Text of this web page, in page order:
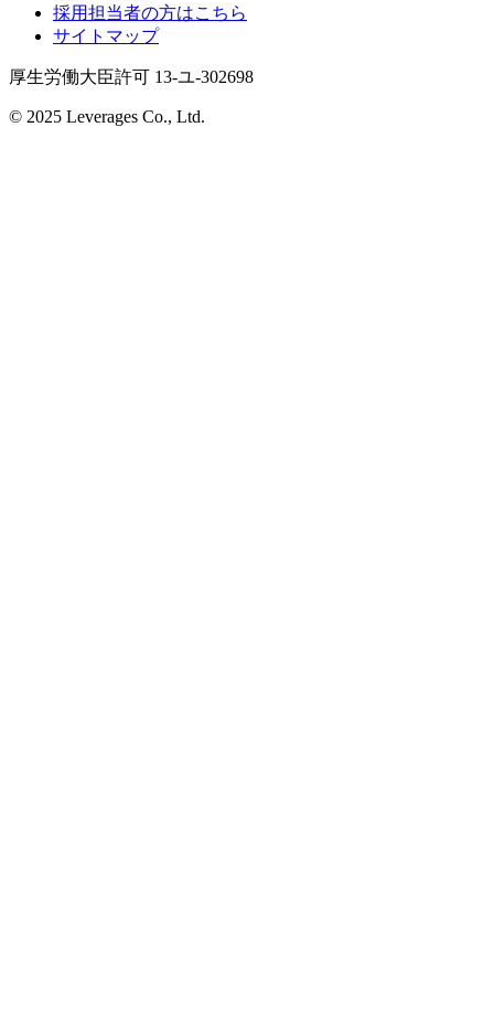
採用担当者の方はこちら
サイトマップ
厚生労働大臣許可 13-ユ-302698
© 2025 Leverages Co., Ltd.